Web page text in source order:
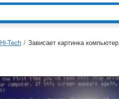
Hi-Tech / Зависает картинка компьютер